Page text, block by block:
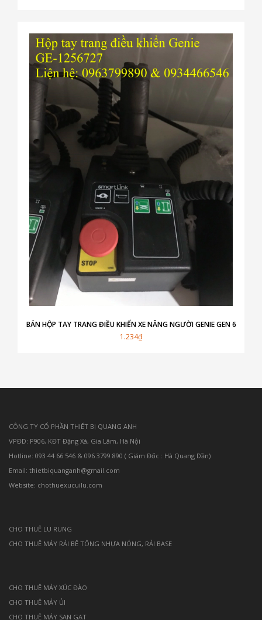
BÁN HỘP TAY TRANG ĐIỀU KHIỂN XE NÂNG NGƯỜI GENIE GEN 6
1.234₫
CÔNG TY CỔ PHẦN THIẾT BỊ QUANG ANH
VPĐD: P906, KĐT Đặng Xá, Gia Lâm, Hà Nội
Hotline: 093 44 66 546 & 096 3799 890 ( Giám Đốc : Hà Quang Dần)
Email: thietbiquanganh@gmail.com
Website: chothuexucuilu.com
CHO THUÊ LU RUNG
CHO THUÊ MÁY RẢI BÊ TÔNG NHỰA NÓNG, RẢI BASE
CHO THUÊ MÁY XÚC ĐÀO
CHO THUÊ MÁY ỦI
CHO THUÊ MÁY SAN GẠT